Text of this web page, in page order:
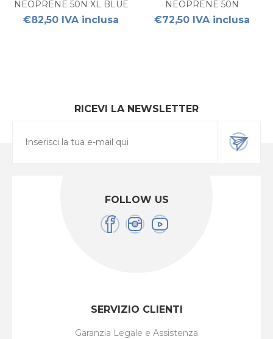
NEOPRENE 50N XL BLUE
€82,50 IVA inclusa
NEOPRENE 50N
€72,50 IVA inclusa
RICEVI LA NEWSLETTER
FOLLOW US
SERVIZIO CLIENTI
Garanzia Legale e Assistenza